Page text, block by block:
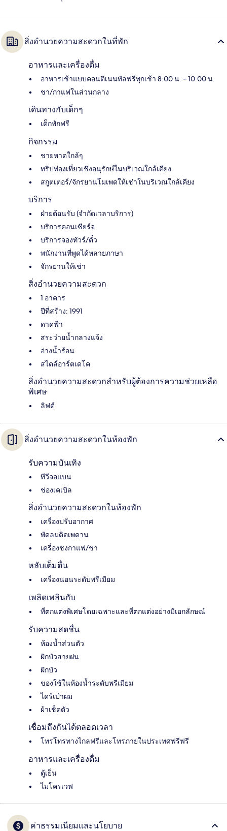
สิ่งอำนวยความสะดวกในที่พัก
อาหารและเครื่องดื่ม
อาหารเช้าแบบคอนติเนนทัลฟรีทุกเช้า 8:00 น. – 10:00 น.
ชา/กาแฟในส่วนกลาง
เดินทางกับเด็กๆ
เด็กพักฟรี
กิจกรรม
ชายหาดใกล้ๆ
ทริปท่องเที่ยวเชิงอนุรักษ์ในบริเวณใกล้เคียง
สกูตเตอร์/จักรยานโมเพดให้เช่าในบริเวณใกล้เคียง
บริการ
ฝ่ายต้อนรับ (จำกัดเวลาบริการ)
บริการคอนเซียร์จ
บริการจองทัวร์/ตั๋ว
พนักงานที่พูดได้หลายภาษา
จักรยานให้เช่า
สิ่งอำนวยความสะดวก
1 อาคาร
ปีที่สร้าง: 1991
ดาดฟ้า
สระว่ายน้ำกลางแจ้ง
อ่างน้ำร้อน
สไตล์อาร์ตเดโค
สิ่งอำนวยความสะดวกสำหรับผู้ต้องการความช่วยเหลือ
พิเศษ
ลิฟต์
สิ่งอำนวยความสะดวกในห้องพัก
รับความบันเทิง
ทีวีจอแบน
ช่องเคเบิล
สิ่งอำนวยความสะดวกในห้องพัก
เครื่องปรับอากาศ
พัดลมติดเพดาน
เครื่องชงกาแฟ/ชา
หลับเต็มตื่น
เครื่องนอนระดับพรีเมียม
เพลิดเพลินกับ
ที่ตกแต่งพิเศษโดยเฉพาะและที่ตกแต่งอย่างมีเอกลักษณ์
รับความสดชื่น
ห้องน้ำส่วนตัว
ฝักบัวสายฝน
ฝักบัว
ของใช้ในห้องน้ำระดับพรีเมียม
ไดร์เป่าผม
ผ้าเช็ดตัว
เชื่อมถึงกันได้ตลอดเวลา
โทรโทรทางไกลฟรีและโทรภายในประเทศฟรีฟรี
อาหารและเครื่องดื่ม
ตู้เย็น
ไมโครเวฟ
ค่าธรรมเนียมและนโยบาย